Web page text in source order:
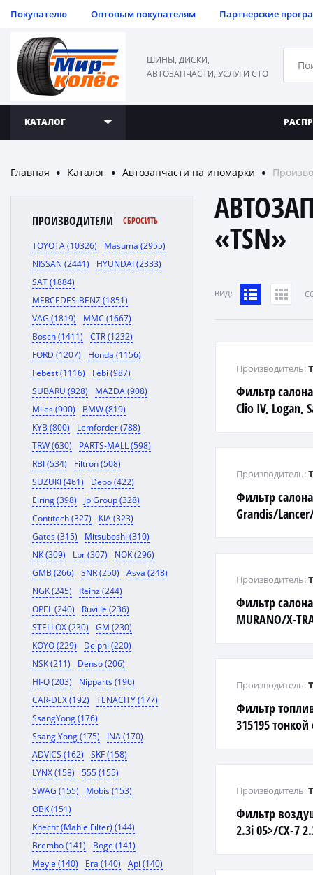
Покупателю Оптовым покупателям Партнерские
ШИНЫ, ДИСКИ,
АВТОЗАПЧАСТИ, УСЛУГИ СТО
КАТАЛОГ
Главная ● Каталог ● Автозапчасти на иномарки ●
ПРОИЗВОДИТЕЛИ СБРОСИТЬ
TOYOTA (10326)
Masuma (2955)
NISSAN (2441)
HYUNDAI (2333)
SAT (1884)
MERCEDES-BENZ (1851)
VAG (1819)
MMC (1667)
Bosch (1411)
CTR (1232)
FORD (1207)
Honda (1156)
Febest (1116)
Febi (987)
SUBARU (928)
MAZDA (908)
Miles (900)
BMW (819)
KYB (800)
Lemforder (788)
TRW (630)
PARTS-MALL (598)
RBI (534)
Filtron (508)
SUZUKI (461)
Depo (422)
Elring (398)
Jp Group (328)
Contitech (327)
KIA (323)
Gates (315)
Mitsuboshi (310)
NK (309)
Lpr (307)
NOK (296)
GMB (266)
SNR (250)
Asva (248)
NGK (245)
Reinz (244)
OPEL (240)
Ruville (236)
STELLOX (230)
GM (230)
KOYO (229)
Delphi (220)
NSK (211)
Denso (206)
HI-Q (203)
Nipparts (196)
CAR-DEX (192)
TENACITY (177)
SsangYong (176)
Ssang Yong (175)
INA (170)
ADVICS (162)
SKF (158)
LYNX (158)
555 (155)
SWAG (155)
Mobis (153)
OBK (151)
Knecht (Mahle Filter) (144)
Brembo (141)
Boge (141)
Meyle (140)
Era (140)
Api (140)
«TSN»
ВИД:
Фильтр
Clio IV, Logan,
Производитель:
Фильтр
Grandis/
Производитель:
Фильтр
MURANO/X-
Производитель:
Фильтр
315195
Производитель:
Фильтр
2.3i 05>/CX-7
Производитель: